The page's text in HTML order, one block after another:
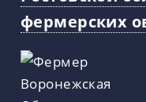
фермерских